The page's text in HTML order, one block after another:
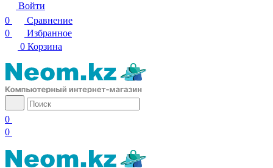
Войти
0
Сравнение
0
Избранное
0 Корзина
0
0